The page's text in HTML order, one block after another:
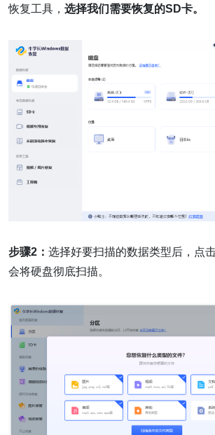
恢复工具， 选择我们需要恢复的SD卡。
步骤2： 选择好要扫描的数据类型后，点
会将硬盘彻底扫描。